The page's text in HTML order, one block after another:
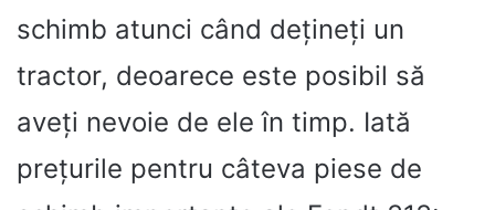
schimb atunci când dețineți un
tractor, deoarece este posibil să
aveți nevoie de ele în timp. Iată
prețurile pentru câteva piese de